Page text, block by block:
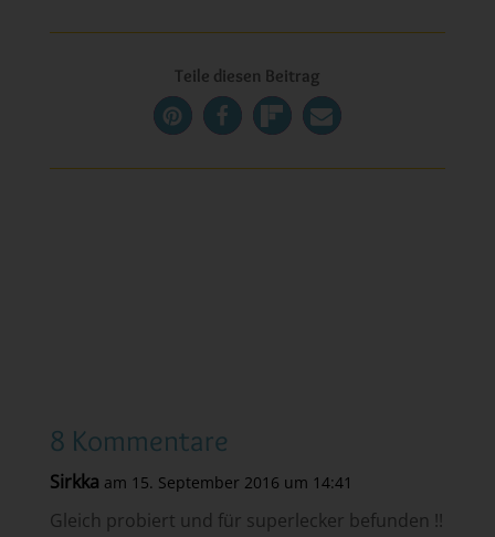
Teile diesen Beitrag
8 Kommentare
Sirkka am 15. September 2016 um 14:41
Gleich probiert und für superlecker befunden !!